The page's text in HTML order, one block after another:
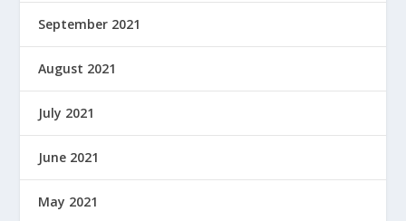
September 2021
August 2021
July 2021
June 2021
May 2021